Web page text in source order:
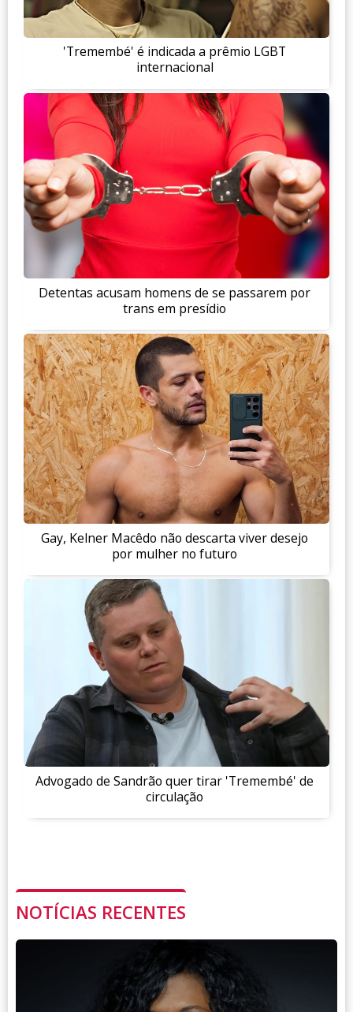
'Tremembé' é indicada a prêmio LGBT
internacional
Detentas acusam homens de se passarem por
trans em presídio
Gay, Kelner Macêdo não descarta viver desejo
por mulher no futuro
Advogado de Sandrão quer tirar 'Tremembé' de
circulação
NOTÍCIAS RECENTES